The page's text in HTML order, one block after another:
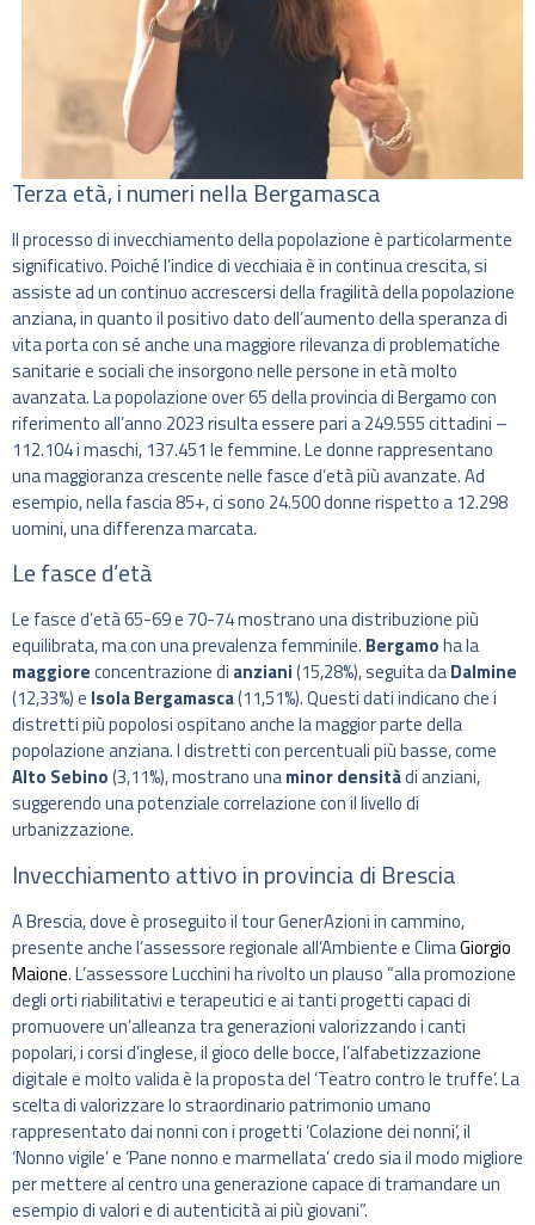
Terza età, i numeri nella Bergamasca
Il processo di invecchiamento della popolazione è particolarmente
significativo. Poiché l’indice di vecchiaia è in continua crescita, si
assiste ad un continuo accrescersi della fragilità della popolazione
anziana, in quanto il positivo dato dell’aumento della speranza di
vita porta con sé anche una maggiore rilevanza di problematiche
sanitarie e sociali che insorgono nelle persone in età molto
avanzata. La popolazione over 65 della provincia di Bergamo con
riferimento all’anno 2023 risulta essere pari a 249.555 cittadini –
112.104 i maschi, 137.451 le femmine. Le donne rappresentano
una maggioranza crescente nelle fasce d’età più avanzate. Ad
esempio, nella fascia 85+, ci sono 24.500 donne rispetto a 12.298
uomini, una differenza marcata.
Le fasce d’età
Le fasce d’età 65-69 e 70-74 mostrano una distribuzione più
equilibrata, ma con una prevalenza femminile. Bergamoha la
maggioreconcentrazione di anziani(15,28%), seguita daDalmine
(12,33%) e Isola Bergamasca(11,51%). Questi dati indicano che i
distretti più popolosi ospitano anche la maggior parte della
popolazione anziana. I distretti con percentuali più basse, come
Alto Sebino(3,11%), mostrano unaminor densitàdi anziani,
suggerendo una potenziale correlazione con il livello di
urbanizzazione.
Invecchiamento attivo in provincia di Brescia
A Brescia, dove è proseguito il tour GenerAzioni in cammino,
presente anche l’assessore regionale all’Ambiente e ClimaGiorgio
Maione. L’assessore Lucchini ha rivolto un plauso “alla promozione
degli orti riabilitativi e terapeutici e ai tanti progetti capaci di
promuovere un’alleanza tra generazioni valorizzando i canti
popolari, i corsi d’inglese, il gioco delle bocce, l’alfabetizzazione
digitale e molto valida è la proposta del ‘Teatro contro le truffe’. La
scelta di valorizzare lo straordinario patrimonio umano
rappresentato dai nonni con i progetti ‘Colazione dei nonni’, il
‘Nonno vigile’ e ‘Pane nonno e marmellata’ credo sia il modo migliore
per mettere al centro una generazione capace di tramandare un
esempio di valori e di autenticità ai più giovani”.